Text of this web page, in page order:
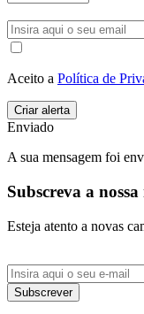
Aceito a Política de
Enviado
A sua mensagem foi
Subscreva a
Esteja atento a novas